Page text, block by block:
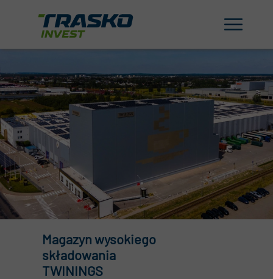
Magazyn wysokiego
składowania
TWININGS